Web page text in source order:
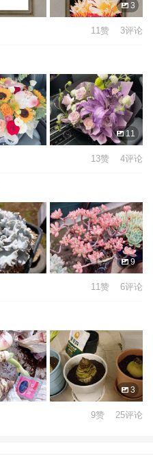
3
11赞 3评论
11
13赞 4评论
9
11赞 6评论
3
9赞 25评论